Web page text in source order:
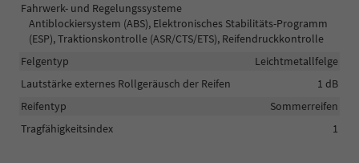
Fahrwerk- und Regelungssysteme
Antiblockiersystem (ABS), Elektronisches Stabilitäts-Programm
(ESP), Traktionskontrolle (ASR/CTS/ETS), Reifendruckkontrolle
Felgentyp
Leichtmetallfelge
Lautstärke externes Rollgeräusch der Reifen
1 dB
Reifentyp
Sommerreifen
Tragfähigkeitsindex
1